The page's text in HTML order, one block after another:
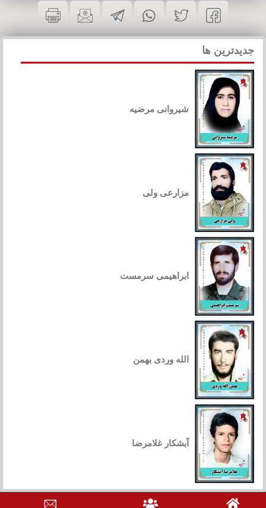
جدیدترین ها
شیروانی مرضیه
مزارعی ولی
ابراهیمی سرمست
الله وردی بهمن
آبشکار غلامرضا